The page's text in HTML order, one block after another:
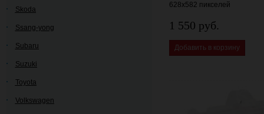
Skoda
Ssang-yong
Subaru
Suzuki
Toyota
Volkswagen
628х582 пикселей
1 550 руб.
Добавить в корзину